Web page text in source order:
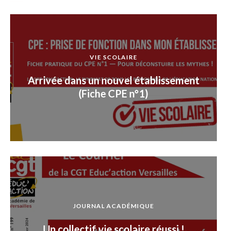
VIE SCOLAIRE
Arrivée dans un nouvel établissement
(Fiche CPE n°1)
JOURNAL ACADÉMIQUE